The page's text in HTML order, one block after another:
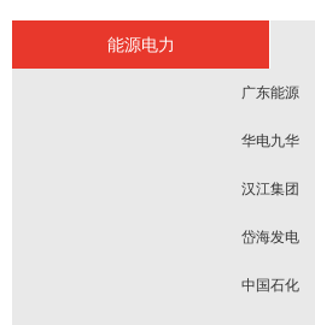
能源电力
广东能源
华电九华
汉江集团
岱海发电
中国石化